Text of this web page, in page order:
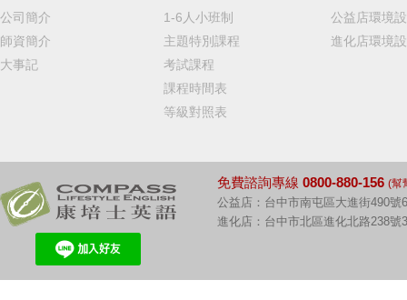
公司簡介
師資簡介
大事記
1-6人小班制
主題特別課程
考試課程
課程時間表
等級對照表
公益店環境
進化店環境
免費諮詢專線 0800-880-156 (幫
公益店：台中市南屯區大進街490號
進化店：台中市北區進化北路238號